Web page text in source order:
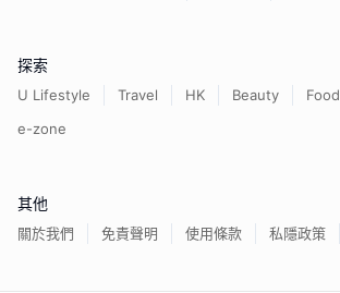
探索
U Lifestyle Travel HK Beauty Food
e-zone
其他
關於我們 免責聲明 使用條款 私隱政策